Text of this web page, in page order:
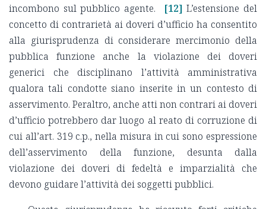
incombono sul pubblico agente.
[12] L’estensione del
concetto di contrarietà ai doveri d’ufficio ha consentito
alla giurisprudenza di considerare mercimonio della
pubblica funzione anche la violazione dei doveri
generici che disciplinano l’attività amministrativa
qualora tali condotte siano inserite in un contesto di
asservimento. Peraltro, anche atti non contrari ai doveri
d’ufficio potrebbero dar luogo al reato di corruzione di
cui all’art. 319 c.p., nella misura in cui sono espressione
dell’asservimento della funzione, desunta dalla
violazione dei doveri di fedeltà e imparzialità che
devono guidare l’attività dei soggetti pubblici.